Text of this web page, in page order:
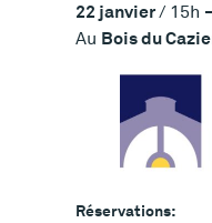
22 janvier / 15h
Au Bois du
Réservations: